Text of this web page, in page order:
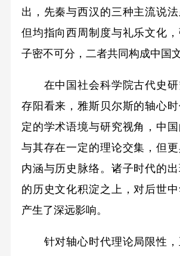
出，先秦与西汉的三种主流说法
但均指向西周制度与礼乐文化
子密不可分，二者共同构成中国
在中国社会科学院古代史研
存阳看来，雅斯贝尔斯的轴心
定的学术语境与研究视角，中
与其存在一定的理论交集，但
内涵与历史脉络。诸子时代的
的历史文化积淀之上，对后世
产生了深远影响。
针对轴心时代理论局限性，